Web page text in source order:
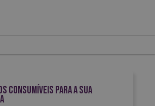
CONSUMÍVEIS PARA A SUA